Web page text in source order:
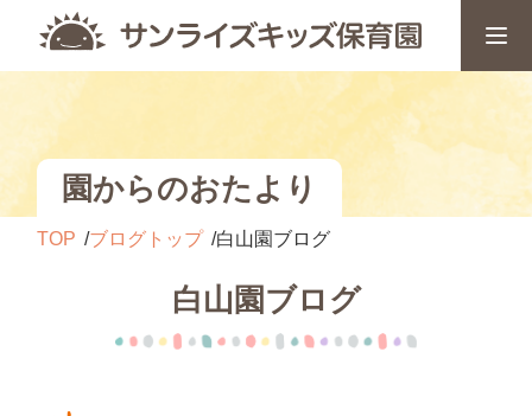
園からのおたより
TOP ブログトップ 白山園ブログ
白山園ブログ